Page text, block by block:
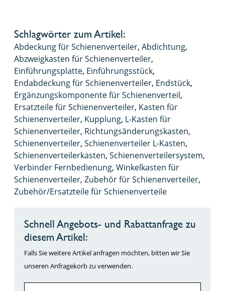
Schlagwörter zum Artikel:
Abdeckung für Schienenverteiler, Abdichtung,
Abzweigkasten für Schienenverteiler,
Einführungsplatte, Einführungsstück,
Endabdeckung für Schienenverteiler, Endstück,
Ergänzungskomponente für Schienenverteil,
Ersatzteile für Schienenverteiler, Kasten für
Schienenverteiler, Kupplung, L-Kasten für
Schienenverteiler, Richtungsänderungskasten,
Schienenverteiler, Schienenverteiler L-Kasten,
Schienenverteilerkasten, Schienenverteilersystem,
Verbinder Fernbedienung, Winkelkasten für
Schienenverteiler, Zubehör für Schienenverteiler,
Zubehör/Ersatzteile für Schienenverteile
Schnell Angebots- und Rabattanfrage zu
diesem Artikel:
Falls Sie weitere Artikel anfragen möchten, bitten wir Sie
unseren Anfragekorb zu verwenden.